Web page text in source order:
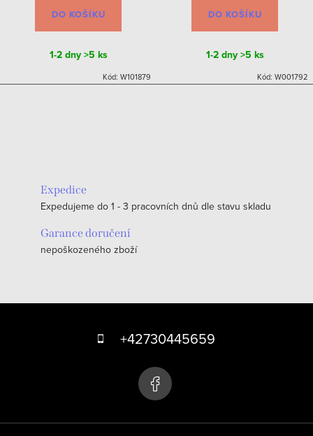
DO KOŠÍKU
1-2 dny >5 ks
Kód: W101879
DO KOŠÍKU
1-2 dny >5 ks
Kód: W001792
Expedice
Expedujeme do 1 - 3 pracovních dnů dle stavu skladu
Garance doručení
nepoškozeného zboží
í
+42730445659